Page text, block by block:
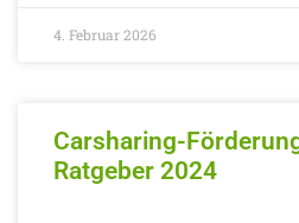
4. Februar 2026
Carsharing-
Ratgeber 2024